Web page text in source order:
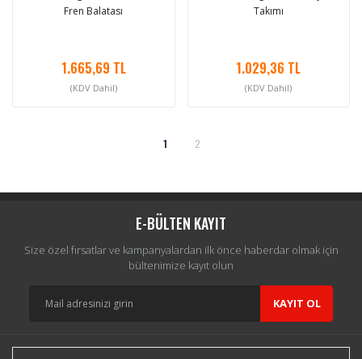
Fren Balatası
1.665,69 TL
(KDV Dahil)
Takımı
1.029,36 TL
(KDV Dahil)
1 2
E-BÜLTEN KAYIT
Size özel fırsatlar ve kampanyalardan ilk önce haberdar olmak için
bültenimize kayıt olun
KAYIT OL